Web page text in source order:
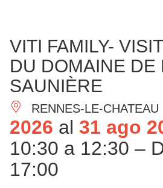
IMPRESCINDIBLES
HACER
VITI FAMILY-
DU DOMAINE DE
SAUNIÈRE
RENNES-LE-CHATEAU
2026 al 31 ago
10:30 a 12:30 –
17:00